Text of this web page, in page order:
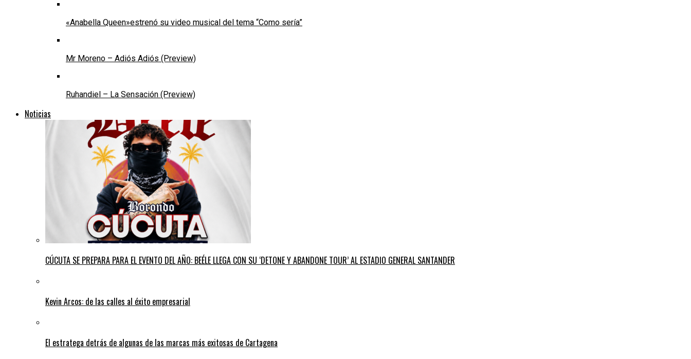
«Anabella Queen»estrenó su video musical del tema “Como sería”
Mr Moreno – Adiós Adiós (Preview)
Ruhandiel – La Sensación (Preview)
Noticias
CÚCUTA SE PREPARA PARA EL EVENTO DEL AÑO: BEÉLE LLEGA CON SU ‘DETONE Y ABANDONE TOUR’ AL ESTADIO GENERAL SANTANDER
Kevin Arcos: de las calles al éxito empresarial
El estratega detrás de algunas de las marcas más exitosas de Cartagena